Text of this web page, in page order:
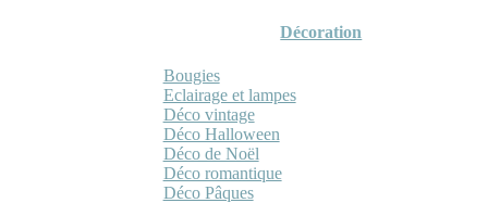
Décoration
Bougies
Eclairage et lampes
Déco vintage
Déco Halloween
Déco de Noël
Déco romantique
Déco Pâques